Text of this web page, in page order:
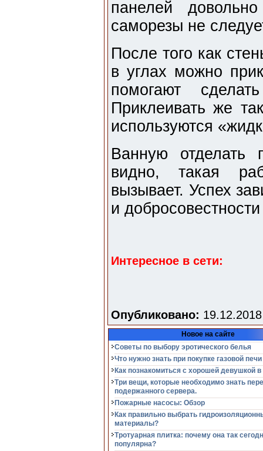
панелей
саморезы не
После того как
в углах можно
помогают
Приклеивать же
используются
Ванную отделать
видно, такая
вызывает. Успех
и
Интересное в сети:
Опубликовано:
Новое на сайте
Советы по выбору эротического белья
Что нужно знать при покупке газовой печи
Как познакомиться с хорошей девушкой в
Три вещи, которые необходимо знать
подержанного сервера.
Пожарные насосы: Обзор
Как правильно выбрать
материалы?
Тротуарная плитка: почему она так
популярна?